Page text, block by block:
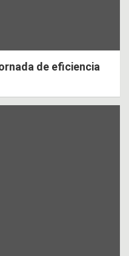
de eficiencia